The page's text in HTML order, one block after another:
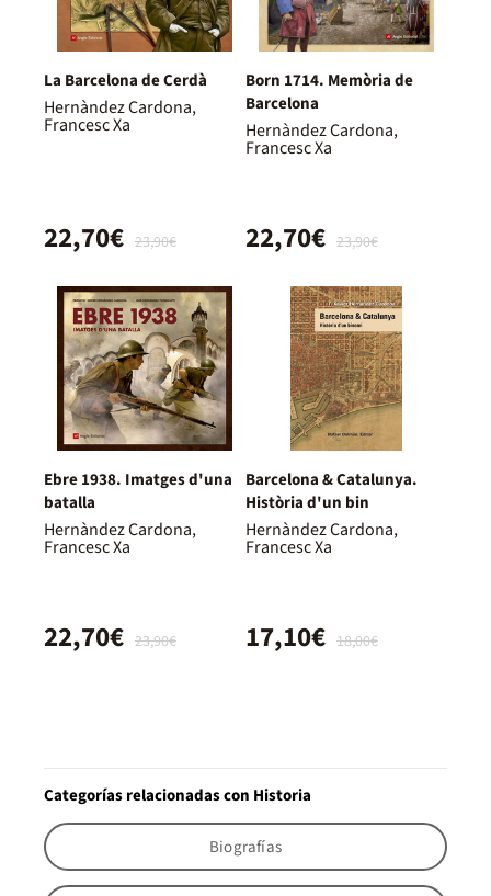
La Barcelona de Cerdà
Hernàndez Cardona,
Francesc Xa
23,90€
22,70€
Born 1714. Memòria de
Barcelona
Hernàndez Cardona,
Francesc Xa
23,90€
22,70€
Ebre 1938. Imatges d'una
batalla
Hernàndez Cardona,
Francesc Xa
23,90€
22,70€
Barcelona & Catalunya.
Història d'un bin
Hernàndez Cardona,
Francesc Xa
18,00€
17,10€
Categorías relacionadas con Historia
Biografías